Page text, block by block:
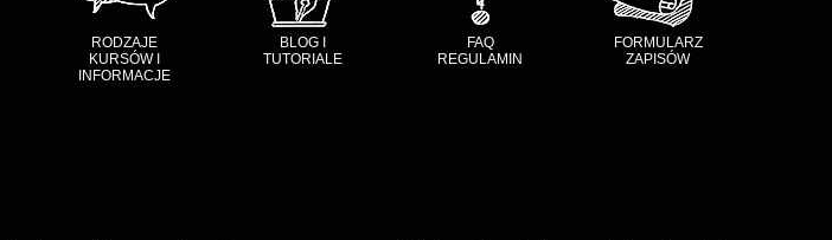
RODZAJE
KURSÓW I
INFORMACJE
BLOG I
TUTORIALE
FAQ
REGULAMIN
FORMULARZ
ZAPISÓW